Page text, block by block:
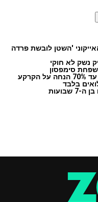
'השטן לובשת פרדה
נשק לא חוקי
מועצת רשות מקרקעי ישראל החליטה: עד 70% הנחה על הקרקע
בלבד